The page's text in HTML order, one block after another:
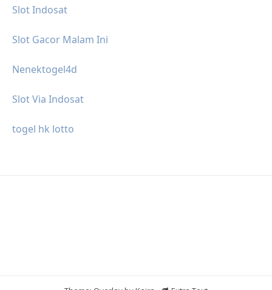
Slot Indosat
Slot Gacor Malam Ini
Nenektogel4d
Slot Via Indosat
togel hk lotto